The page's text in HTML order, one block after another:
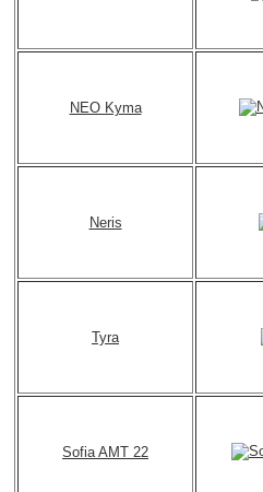
NEO Kyma
Neris
Tyra
Sofia AMT 22